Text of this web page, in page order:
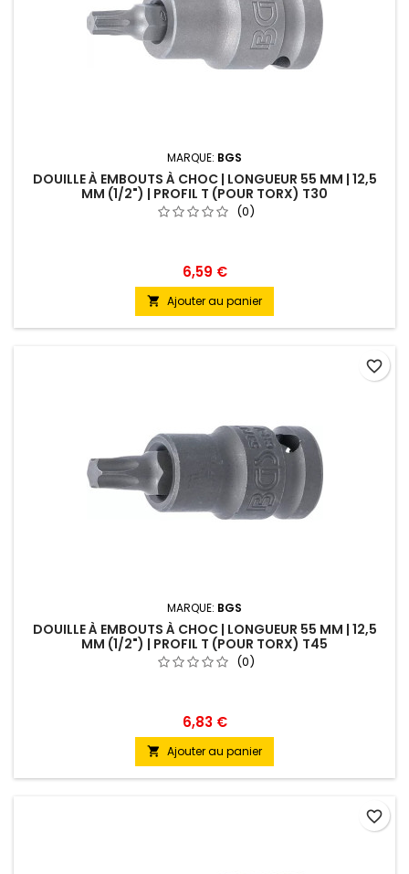
MARQUE: BGS
DOUILLE À EMBOUTS À CHOC | LONGUEUR 55 MM | 12,5
MM (1/2") | PROFIL T (POUR TORX) T30
(0)
6,59 €
 Ajouter au panier
MARQUE: BGS
DOUILLE À EMBOUTS À CHOC | LONGUEUR 55 MM | 12,5
MM (1/2") | PROFIL T (POUR TORX) T45
(0)
6,83 €
 Ajouter au panier
favorite_border
favorite_border